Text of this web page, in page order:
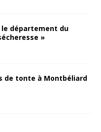
le département du
»
de tonte à Montbéliard